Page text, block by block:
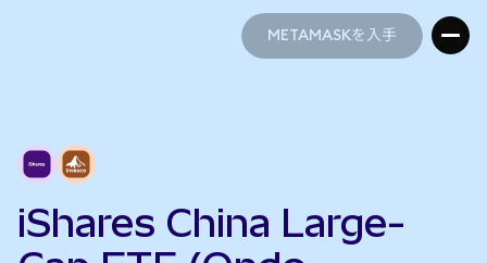
METAMASKを入手
iShares China Large-